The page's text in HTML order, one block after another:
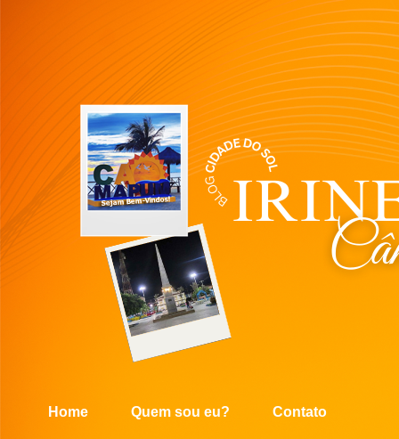
Home Quem sou eu? Contato